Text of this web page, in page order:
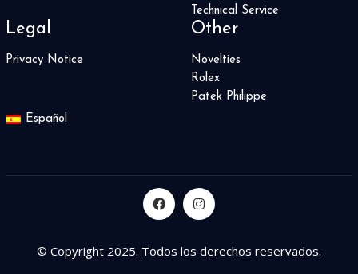
Technical Service
Legal
Privacy Notice
Other
Novelties
Rolex
Patek Philippe
Español
© Copyright 2025. Todos los derechos reservados.